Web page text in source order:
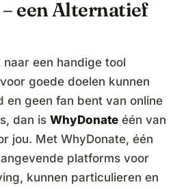
een Alternatief
een handige tool
goede doelen kunnen
en geen fan bent van online
dan is WhyDonate één van
jou. Met WhyDonate, één
platforms voor
kunnen particulieren en